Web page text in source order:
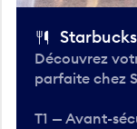
Starbucks
Découvrez
parfaite chez
T1 — Avant-